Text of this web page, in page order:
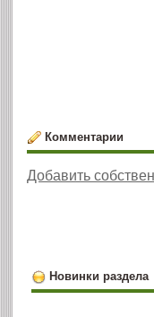
Комментарии
Добавить
Новинки раздела